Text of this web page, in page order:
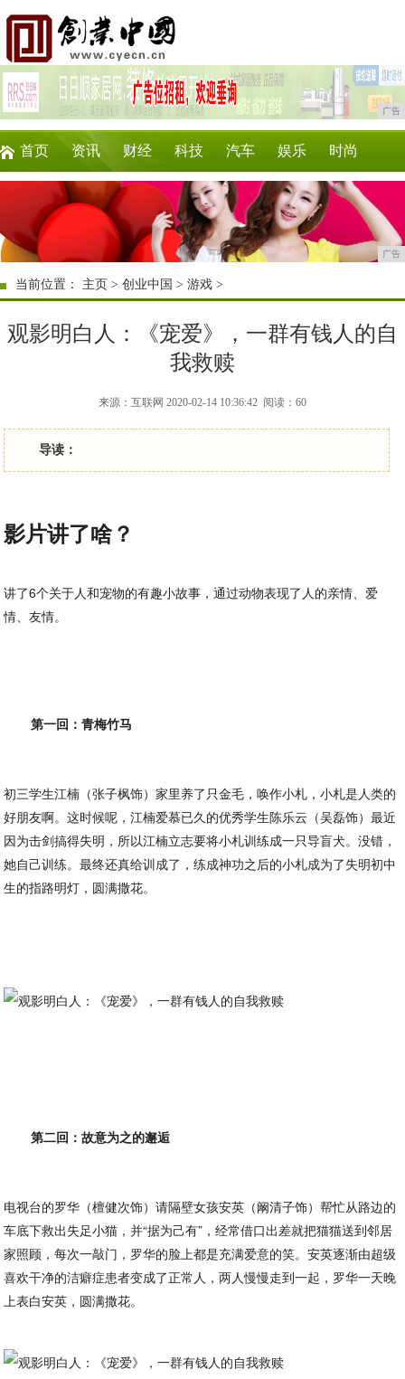
广告
首页 资讯 财经 科技 汽车 娱乐 时尚
游戏 美食 商讯 消费 购物
广告
当前位置： 主页 >创业中国 >游戏 >
观影明白人：《宠爱》，一群有钱人的自
我救赎
来源：互联网 2020-02-14 10:36:42 阅读：60
导读：
影片讲了啥？
讲了6个关于人和宠物的有趣小故事，通过动物表现了人的亲情、爱
情、友情。
第一回：青梅竹马
初三学生江楠（张子枫饰）家里养了只金毛，唤作小札，小札是人类的
好朋友啊。这时候呢，江楠爱慕已久的优秀学生陈乐云（吴磊饰）最近
因为击剑搞得失明，所以江楠立志要将小札训练成一只导盲犬。没错，
她自己训练。最终还真给训成了，练成神功之后的小札成为了失明初中
生的指路明灯，圆满撒花。
第二回：故意为之的邂逅
电视台的罗华（檀健次饰）请隔壁女孩安英（阚清子饰）帮忙从路边的
车底下救出失足小猫，并“据为己有”，经常借口出差就把猫猫送到邻居
家照顾，每次一敲门，罗华的脸上都是充满爱意的笑。安英逐渐由超级
喜欢干净的洁癖症患者变成了正常人，两人慢慢走到一起，罗华一天晚
上表白安英，圆满撒花。